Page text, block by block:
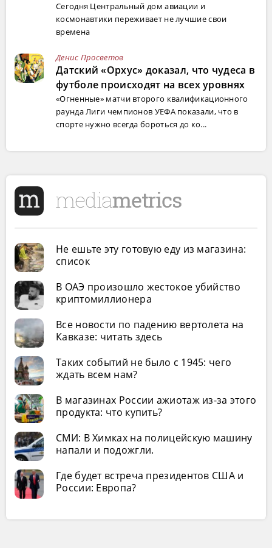
Сегодня Центральный дом авиации и
космонавтики переживает не лучшие свои
времена
Денис Просветов
Датский «Орхус» доказал, что чудеса в
футболе происходят на всех уровнях
«Огненные» матчи второго квалификационного
раунда Лиги чемпионов УЕФА показали, что в
спорте нужно всегда бороться до ко...
Не ешьте эту готовую еду из магазина:
список
В ОАЭ произошло жестокое убийство
криптомиллионера
Все новости по падению вертолета на
Кавказе: читать здесь
Таких событий не было с 1945: чего
ждать всем нам?
В магазинах России ажиотаж из-за этого
продукта: что купить?
СМИ: В Химках на полицейскую машину
напали и подожгли.
Где будет встреча президентов США и
России: Европа?